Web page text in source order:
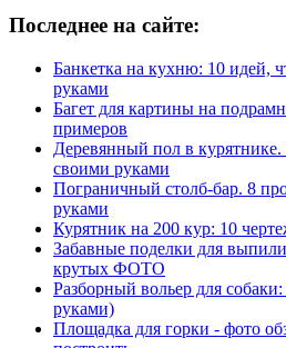
Последнее на сайте:
Банкетка на кухню: 10 идей,
руками
Багет для картины на
примеров
Деревянный пол в
своими руками
Пограничный столб-бар. 8
руками
Курятник на 200 кур: 10
Забавные поделки для
крутых ФОТО
Разборный вольер для
руками)
Площадка для горки - фото